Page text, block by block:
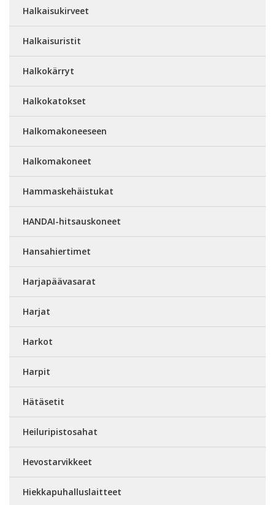
Halkaisukirveet
Halkaisuristit
Halkokärryt
Halkokatokset
Halkomakoneeseen
Halkomakoneet
Hammaskehäistukat
HANDAI-hitsauskoneet
Hansahiertimet
Harjapäävasarat
Harjat
Harkot
Harpit
Hätäsetit
Heiluripistosahat
Hevostarvikkeet
Hiekkapuhalluslaitteet